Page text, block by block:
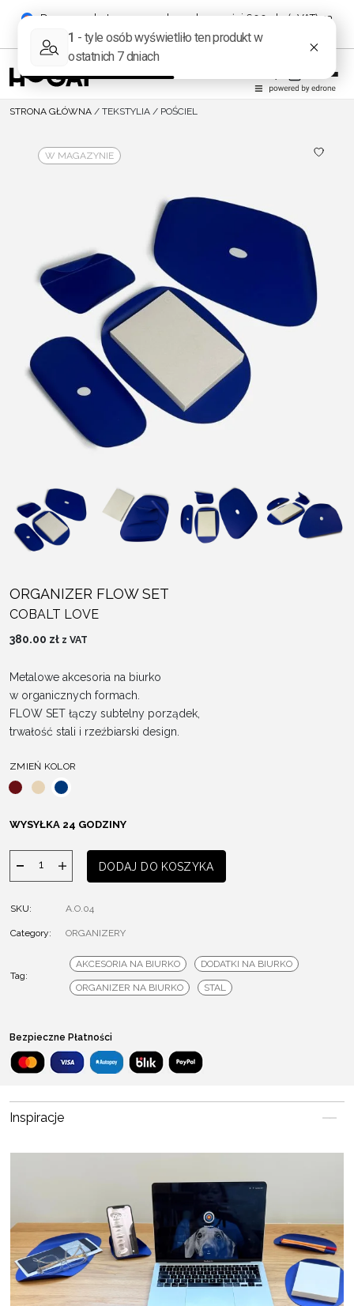
Darmowa dostawa przy zakupach powyżej 600 pln (+ VAT) na
terenie Polski!
STRONA GŁÓWNA / TEKSTYLIA / POŚCIEL
W MAGAZYNIE
ORGANIZER FLOW SET
COBALT LOVE
380.00 zł z VAT
Metalowe akcesoria na biurko
w organicznych formach.
FLOW SET łączy subtelny porządek,
trwałość stali i rzeźbiarski design.
ZMIEŃ KOLOR
WYSYŁKA 24 GODZINY
ilość
Organizer
SET
DODAJ DO KOSZYKA
SKU: A.O.04
Category: ORGANIZERY
Tag:
AKCESORIA NA BIURKO DODATKI NA BIURKO
ORGANIZER NA BIURKO STAL
Bezpieczne Płatności
Inspiracje